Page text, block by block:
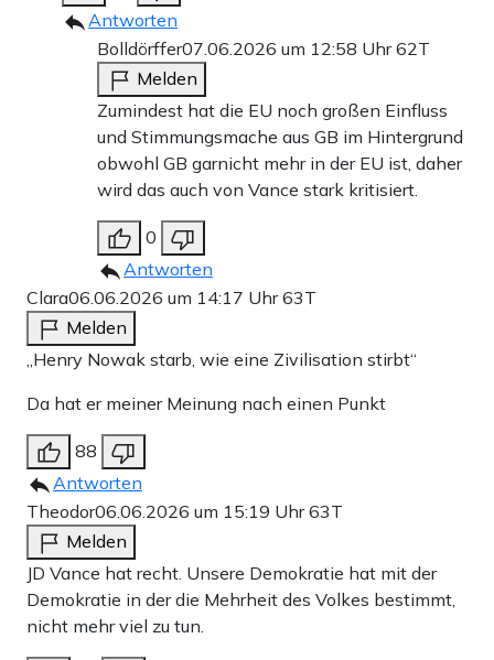
Antworten
Bolldörffer07.06.2026 um 12:58 Uhr62T
Melden
Zumindest hat die EU noch großen Einfluss
und Stimmungsmache aus GB im Hintergrund
obwohl GB garnicht mehr in der EU ist, daher
wird das auch von Vance stark kritisiert.
0
Antworten
Clara06.06.2026 um 14:17 Uhr63T
Melden
„Henry Nowak starb, wie eine Zivilisation stirbt“
Da hat er meiner Meinung nach einen Punkt
88
Antworten
Theodor06.06.2026 um 15:19 Uhr63T
Melden
JD Vance hat recht. Unsere Demokratie hat mit der
Demokratie in der die Mehrheit des Volkes bestimmt,
nicht mehr viel zu tun.